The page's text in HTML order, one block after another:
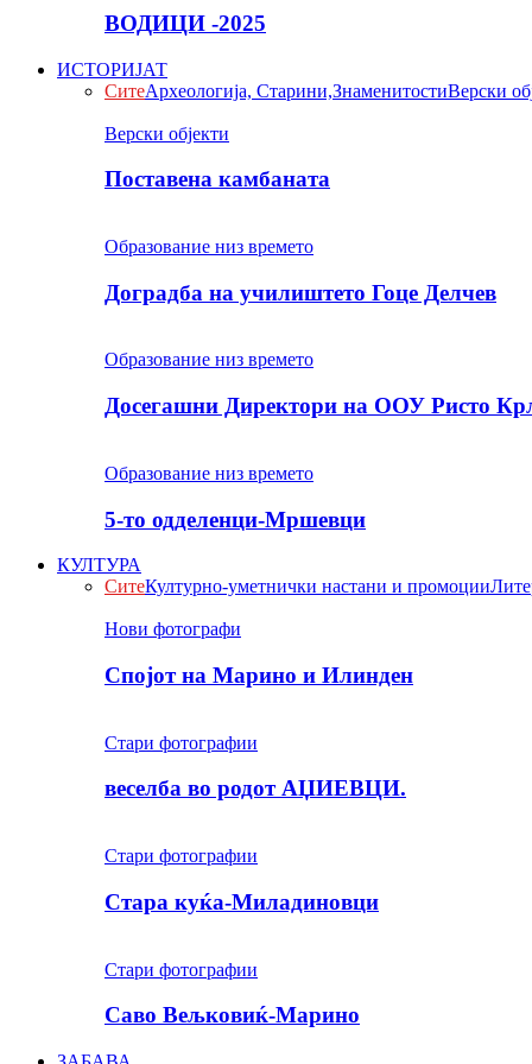
ВОДИЦИ -2025
ИСТОРИЈАТ
СитеАрхеологија, Старини,ЗнаменитостиВерски
Верски објекти
Поставена камбаната
Образование низ времето
Доградба на училиштето Гоце Делчев
Образование низ времето
Досегашни Директори на ООУ Ристо
Образование низ времето
5-то одделенци-Мршевци
КУЛТУРА
СитеКултурно-уметнички настани и промоции
Нови фотографи
Спојот на Марино и Илинден
Стари фотографии
веселба во родот АЏИЕВЦИ.
Стари фотографии
Стара куќа-Миладиновци
Стари фотографии
Саво Вељковиќ-Марино